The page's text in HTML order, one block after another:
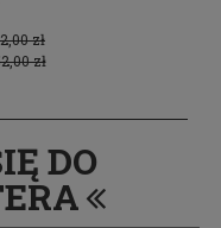
zł
zł
DO